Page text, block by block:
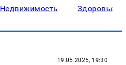
Недвижимость Здоровье
19.05.2025, 19:30